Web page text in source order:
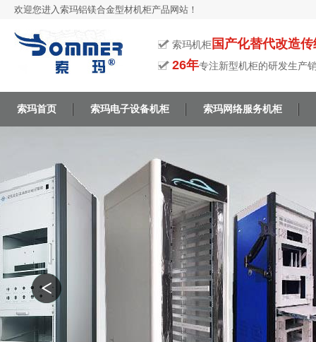
欢迎您进入索玛铝镁合金型材机柜产品网站！
索玛机柜国产化替代改造
26年专注新型机柜的研发生产
索玛首页 索玛电子设备机柜 索玛网络服务机柜